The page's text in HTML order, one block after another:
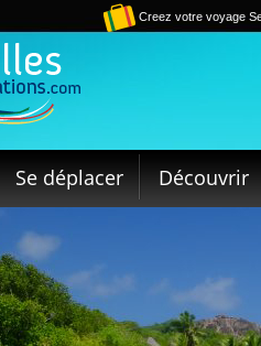
Creez votre voyage
Se déplacer Découvrir